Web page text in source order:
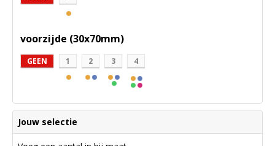
voorzijde (30x70mm)
GEEN 1 2 3 4
Jouw selectie